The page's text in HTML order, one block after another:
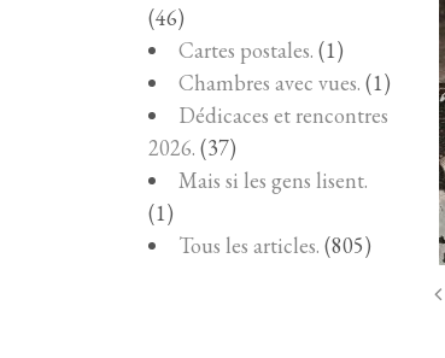
(46)
Cartes postales. (1)
Chambres avec vues. (1)
Dédicaces et rencontres
2026. (37)
Mais si les gens lisent.
(1)
Tous les articles. (805)